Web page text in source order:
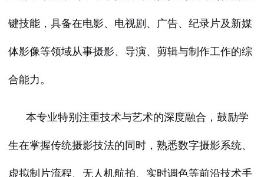
键技能，具备在电影、电视剧、广告、纪录片及新媒
体影像等领域从事摄影、导演、剪辑与制作工作的综
合能力。
本专业特别注重技术与艺术的深度融合，鼓励学
生在掌握传统摄影技法的同时，熟悉数字摄影系统、
虚拟制片流程、无人机航拍、实时调色等前沿技术手